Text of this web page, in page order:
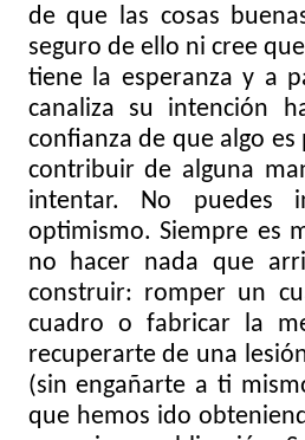
de que las cosas
seguro de ello ni cree
tiene la esperanza y a
canaliza su intención
confianza de que algo
contribuir de alguna
intentar. No puedes
optimismo. Siempre es
no hacer nada que
construir: romper un
cuadro o fabricar la
recuperarte de una
(sin engañarte a ti
que hemos ido